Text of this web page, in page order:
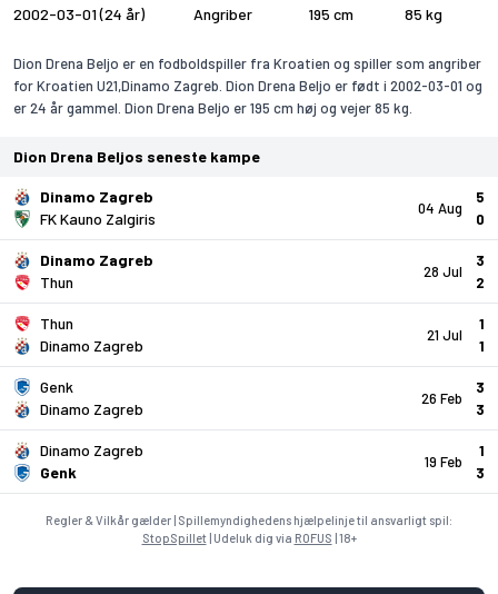
2002-03-01 (24 år) Angriber 195 cm 85 kg
Dion Drena Beljo er en fodboldspiller fra Kroatien og spiller som angriber
for Kroatien U21,Dinamo Zagreb. Dion Drena Beljo er født i 2002-03-01 og
er 24 år gammel. Dion Drena Beljo er 195 cm høj og vejer 85 kg.
Dion Drena Beljos seneste kampe
04 Aug
Dinamo Zagreb
FK Kauno Zalgiris
5
0
28 Jul
Dinamo Zagreb
Thun
3
2
21 Jul
Thun
Dinamo Zagreb
1
1
26 Feb
Genk
Dinamo Zagreb
3
3
19 Feb
Dinamo Zagreb
Genk
1
3
Regler & Vilkår gælder | Spillemyndighedens hjælpelinje til ansvarligt spil:
StopSpillet| Udeluk dig via ROFUS | 18+